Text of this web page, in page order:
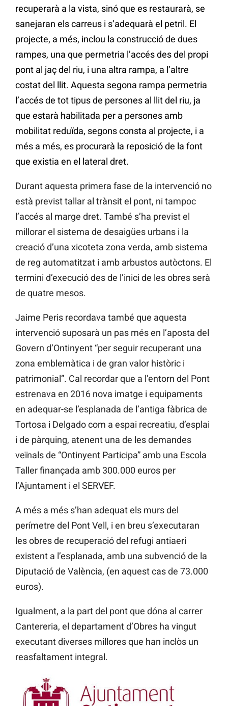
recuperarà a la vista, sinó que es restaurarà, se
sanejaran els carreus i s’adequarà el petril. El
projecte, a més, inclou la construcció de dues
rampes, una que permetria l’accés des del propi
pont al jaç del riu, i una altra rampa, a l’altre
costat del llit. Aquesta segona rampa permetria
l’accés de tot tipus de persones al llit del riu, ja
que estarà habilitada per a persones amb
mobilitat reduïda, segons consta al projecte, i a
més a més, es procurarà la reposició de la font
que existia en el lateral dret.
Durant aquesta primera fase de la intervenció no
està previst tallar al trànsit el pont, ni tampoc
l’accés al marge dret. També s’ha previst el
millorar el sistema de desaigües urbans i la
creació d’una xicoteta zona verda, amb sistema
de reg automatitzat i amb arbustos autòctons. El
termini d’execució des de l’inici de les obres serà
de quatre mesos.
Jaime Peris recordava també que aquesta
intervenció suposarà un pas més en l’aposta del
Govern d’Ontinyent “per seguir recuperant una
zona emblemàtica i de gran valor històric i
patrimonial”. Cal recordar que a l’entorn del Pont
estrenava en 2016 nova imatge i equipaments
en adequar-se l’esplanada de l’antiga fàbrica de
Tortosa i Delgado com a espai recreatiu, d’esplai
i de pàrquing, atenent una de les demandes
veïnals de “Ontinyent Participa” amb una Escola
Taller finançada amb 300.000 euros per
l’Ajuntament i el SERVEF.
A més a més s’han adequat els murs del
perímetre del Pont Vell, i en breu s’executaran
les obres de recuperació del refugi antiaeri
existent a l’esplanada, amb una subvenció de la
Diputació de València, (en aquest cas de 73.000
euros).
Igualment, a la part del pont que dóna al carrer
Cantereria, el departament d’Obres ha vingut
executant diverses millores que han inclòs un
reasfaltament integral.